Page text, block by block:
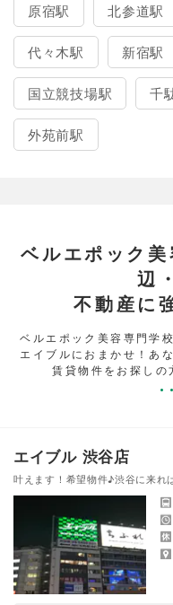
原宿駅 北参道駅
代々木駅 新宿駅
国立競技場駅 千
外苑前駅
ベルエポック
辺
不動産に
ベルエポック美容専門学
エイブルにおまかせ！あ
賃貸物件をお探しの
エイブル 渋谷店
叶えます！希望物件♪渋谷に来れ